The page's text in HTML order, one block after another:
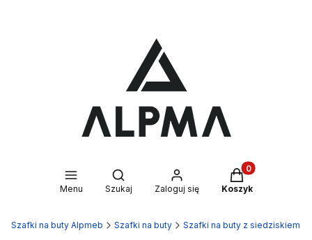
Menu
Otwórz wyszukiwarkę
Szukaj Zaloguj się
Produkty w
Koszyk
Szafki na buty Alpmeb Szafki na buty Szafki na buty z siedziskiem